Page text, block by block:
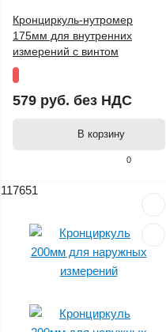
0
Кронциркуль-нутромер
175мм для внутренних
измерений с винтом
579 руб. без НДС
В корзину
117651